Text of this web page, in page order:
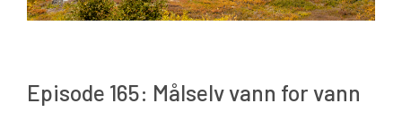
Episode 165: Målselv vann for vann